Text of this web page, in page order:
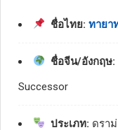
ชื่อไทย: ทายา
ชื่อจีน/อังกฤษ:
Successor
ประเภท: ดรา